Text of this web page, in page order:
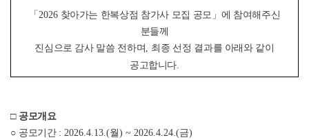
「 2026 찾아가는 한복상점 참가사 모집 공모 」 에 참여해주신
분들께
진심으로 감사 말씀 전하며 , 최종 선정 결과를 아래와 같이
공고합니다
□ 공모개요
○ 공모기간 : 2026.4.13.(월) ~ 2026.4.24.(금)